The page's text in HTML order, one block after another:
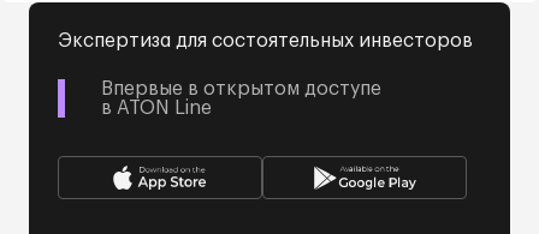
Экспертиза для состоятельных инвесторов
Впервые в открытом доступе
в ATON Line